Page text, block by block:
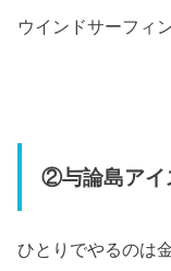
ウインドサーフィ
②与論島アイ
ひとりでやるのは